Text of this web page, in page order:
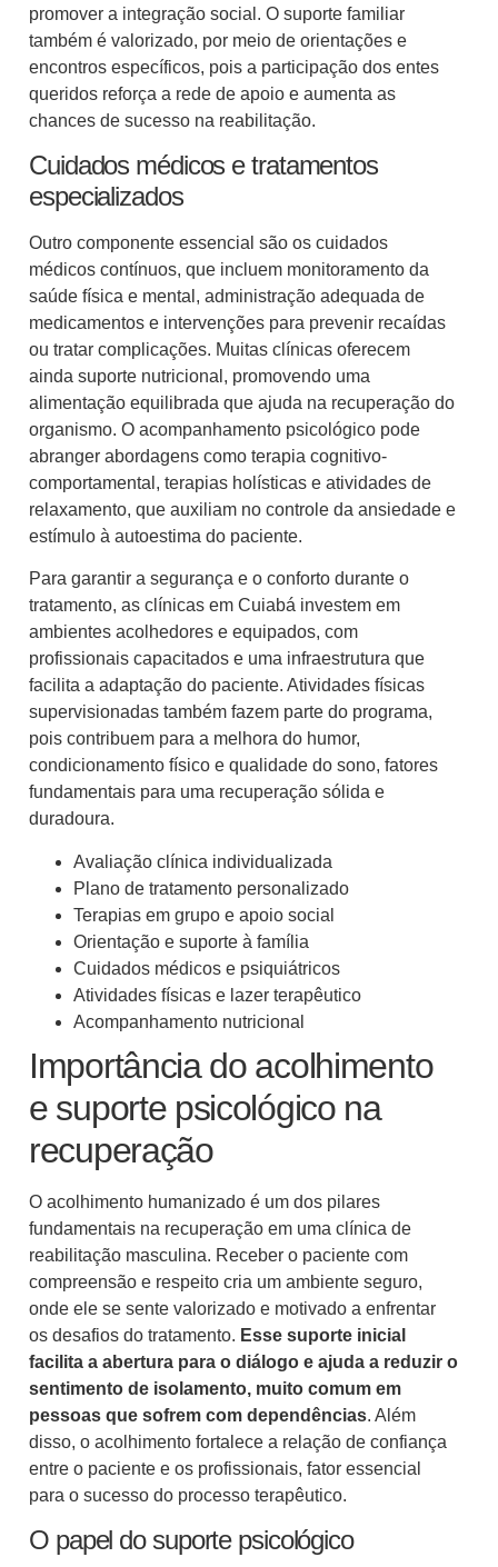
promover a integração social. O suporte familiar
também é valorizado, por meio de orientações e
encontros específicos, pois a participação dos entes
queridos reforça a rede de apoio e aumenta as
chances de sucesso na reabilitação.
Cuidados médicos e tratamentos
especializados
Outro componente essencial são os cuidados
médicos contínuos, que incluem monitoramento da
saúde física e mental, administração adequada de
medicamentos e intervenções para prevenir recaídas
ou tratar complicações. Muitas clínicas oferecem
ainda suporte nutricional, promovendo uma
alimentação equilibrada que ajuda na recuperação do
organismo. O acompanhamento psicológico pode
abranger abordagens como terapia cognitivo-
comportamental, terapias holísticas e atividades de
relaxamento, que auxiliam no controle da ansiedade e
estímulo à autoestima do paciente.
Para garantir a segurança e o conforto durante o
tratamento, as clínicas em Cuiabá investem em
ambientes acolhedores e equipados, com
profissionais capacitados e uma infraestrutura que
facilita a adaptação do paciente. Atividades físicas
supervisionadas também fazem parte do programa,
pois contribuem para a melhora do humor,
condicionamento físico e qualidade do sono, fatores
fundamentais para uma recuperação sólida e
duradoura.
Avaliação clínica individualizada
Plano de tratamento personalizado
Terapias em grupo e apoio social
Orientação e suporte à família
Cuidados médicos e psiquiátricos
Atividades físicas e lazer terapêutico
Acompanhamento nutricional
Importância do acolhimento
e suporte psicológico na
recuperação
O acolhimento humanizado é um dos pilares
fundamentais na recuperação em uma clínica de
reabilitação masculina. Receber o paciente com
compreensão e respeito cria um ambiente seguro,
onde ele se sente valorizado e motivado a enfrentar
os desafios do tratamento. Esse suporte inicial
facilita a abertura para o diálogo e ajuda a reduzir o
sentimento de isolamento, muito comum em
pessoas que sofrem com dependências. Além
disso, o acolhimento fortalece a relação de confiança
entre o paciente e os profissionais, fator essencial
para o sucesso do processo terapêutico.
O papel do suporte psicológico